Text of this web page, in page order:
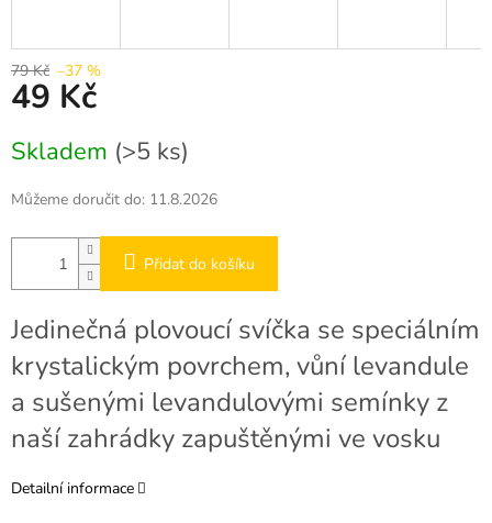
79 Kč –37 %
49 Kč
cena:
Skladem (>5 ks)
Můžeme doručit do: 11.8.2026
Přidat do košíku
Jedinečná plovoucí svíčka se speciálním
krystalickým povrchem, vůní levandule
a sušenými levandulovými semínky z
naší zahrádky zapuštěnými ve vosku
Detailní informace